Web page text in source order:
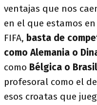
ventajas que nos
en el que estamos
FIFA, basta de
como Alemania o
como Bélgica o Brasil
profesoral como el
esos croatas que